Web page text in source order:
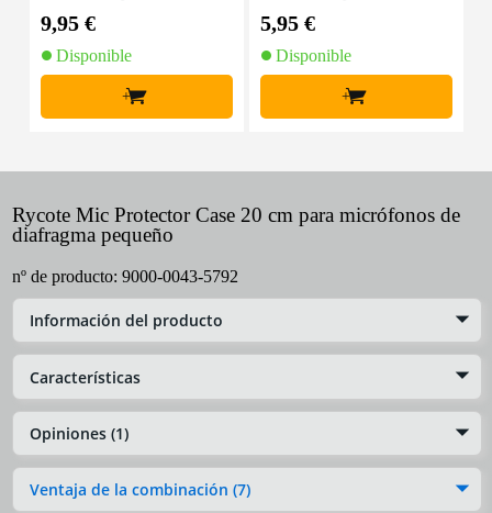
9,95 €
Disponible
+
5,95 €
Disponible
+
Rycote Mic Protector Case 20 cm para micrófonos de
diafragma pequeño
nº de producto: 9000-0043-5792
Información del producto
Características
Opiniones (1)
Ventaja de la combinación (7)